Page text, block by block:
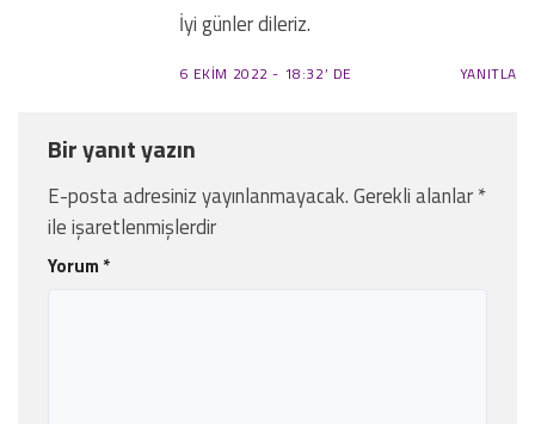
İyi günler dileriz.
6 EKIM 2022 - 18:32’ DE YANITLA
Bir yanıt yazın
E-posta adresiniz yayınlanmayacak.Gerekli alanlar*
ile işaretlenmişlerdir
Yorum *